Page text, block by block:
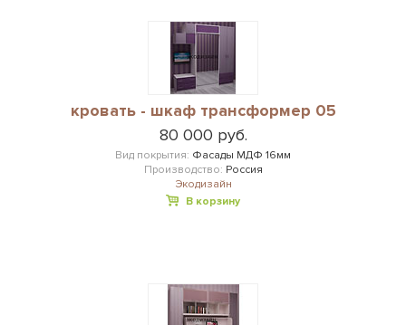
кровать - шкаф трансформер 05
80 000 руб.
Вид покрытия: Фасады МДФ 16мм
Производство: Россия
Экодизайн
В корзину